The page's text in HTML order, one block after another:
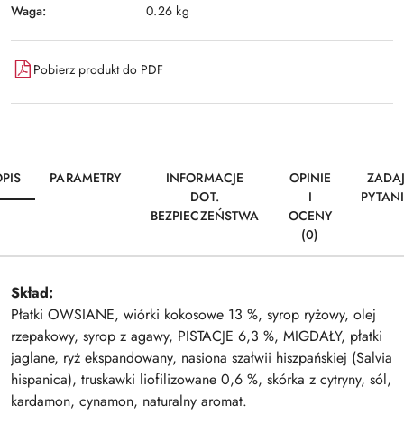
Waga: 0.26 kg
Pobierz produkt do PDF
PARAMETRY
INFORMACJE
DOT.
BEZPIECZEŃSTWA
OPINIE
I
OCENY
(0)
Skład:
Płatki OWSIANE, wiórki kokosowe 13 %, syrop ryżowy, olej
rzepakowy, syrop z agawy, PISTACJE 6,3 %, MIGDAŁY, płatki
jaglane, ryż ekspandowany, nasiona szałwii hiszpańskiej (Salvia
hispanica), truskawki liofilizowane 0,6 %, skórka z cytryny, sól,
kardamon, cynamon, naturalny aromat.